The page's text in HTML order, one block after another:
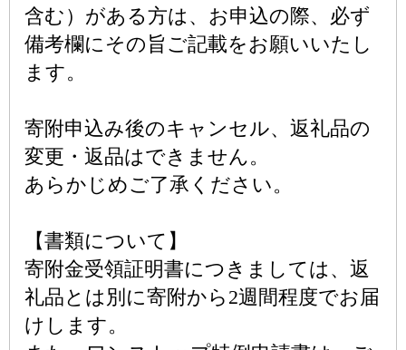
含む）がある方は、お申込の際、必ず
備考欄にその旨ご記載をお願いいたし
ます。
寄附申込み後のキャンセル、返礼品の
変更・返品はできません。
あらかじめご了承ください。
【書類について】
寄附金受領証明書につきましては、返
礼品とは別に寄附から2週間程度でお届
けします。